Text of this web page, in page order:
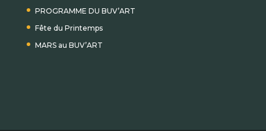
PROGRAMME DU BUV’ART
Fête du Printemps
MARS au BUV’ART